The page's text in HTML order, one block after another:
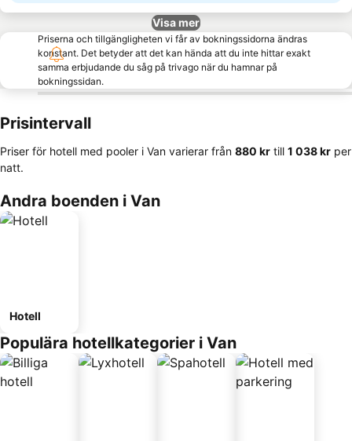
Visa mer
Priserna och tillgängligheten vi får av bokningssidorna ändras
konstant. Det betyder att det kan hända att du inte hittar exakt
samma erbjudande du såg på trivago när du hamnar på
bokningssidan.
Prisintervall
Priser för hotell med pooler i Van varierar från ‎880 kr till ‎1 038 kr per
natt.
Andra boenden i Van
Hotell
Populära hotellkategorier i Van